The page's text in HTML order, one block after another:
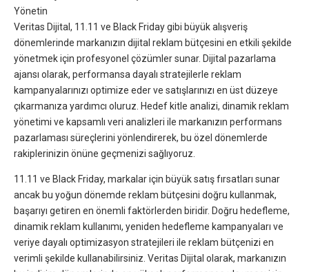
Yönetin
Veritas Dijital, 11.11 ve Black Friday gibi büyük alışveriş
dönemlerinde markanızın dijital reklam bütçesini en etkili şekilde
yönetmek için profesyonel çözümler sunar. Dijital pazarlama
ajansı olarak, performansa dayalı stratejilerle reklam
kampanyalarınızı optimize eder ve satışlarınızı en üst düzeye
çıkarmanıza yardımcı oluruz. Hedef kitle analizi, dinamik reklam
yönetimi ve kapsamlı veri analizleri ile markanızın performans
pazarlaması süreçlerini yönlendirerek, bu özel dönemlerde
rakiplerinizin önüne geçmenizi sağlıyoruz.
11.11 ve Black Friday, markalar için büyük satış fırsatları sunar
ancak bu yoğun dönemde reklam bütçesini doğru kullanmak,
başarıyı getiren en önemli faktörlerden biridir. Doğru hedefleme,
dinamik reklam kullanımı, yeniden hedefleme kampanyaları ve
veriye dayalı optimizasyon stratejileri ile reklam bütçenizi en
verimli şekilde kullanabilirsiniz. Veritas Dijital olarak, markanızın